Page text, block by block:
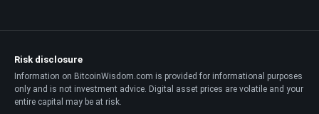
Risk disclosure
Information on BitcoinWisdom.com is provided for informational purposes
only and is not investment advice. Digital asset prices are volatile and your
entire capital may be at risk.